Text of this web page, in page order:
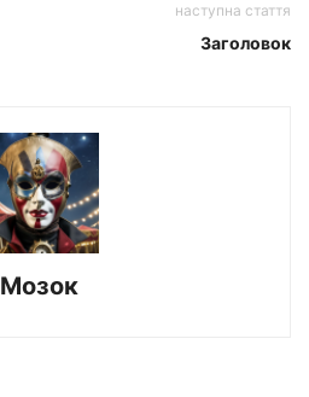
наступна стаття
Заголовок
Мозок